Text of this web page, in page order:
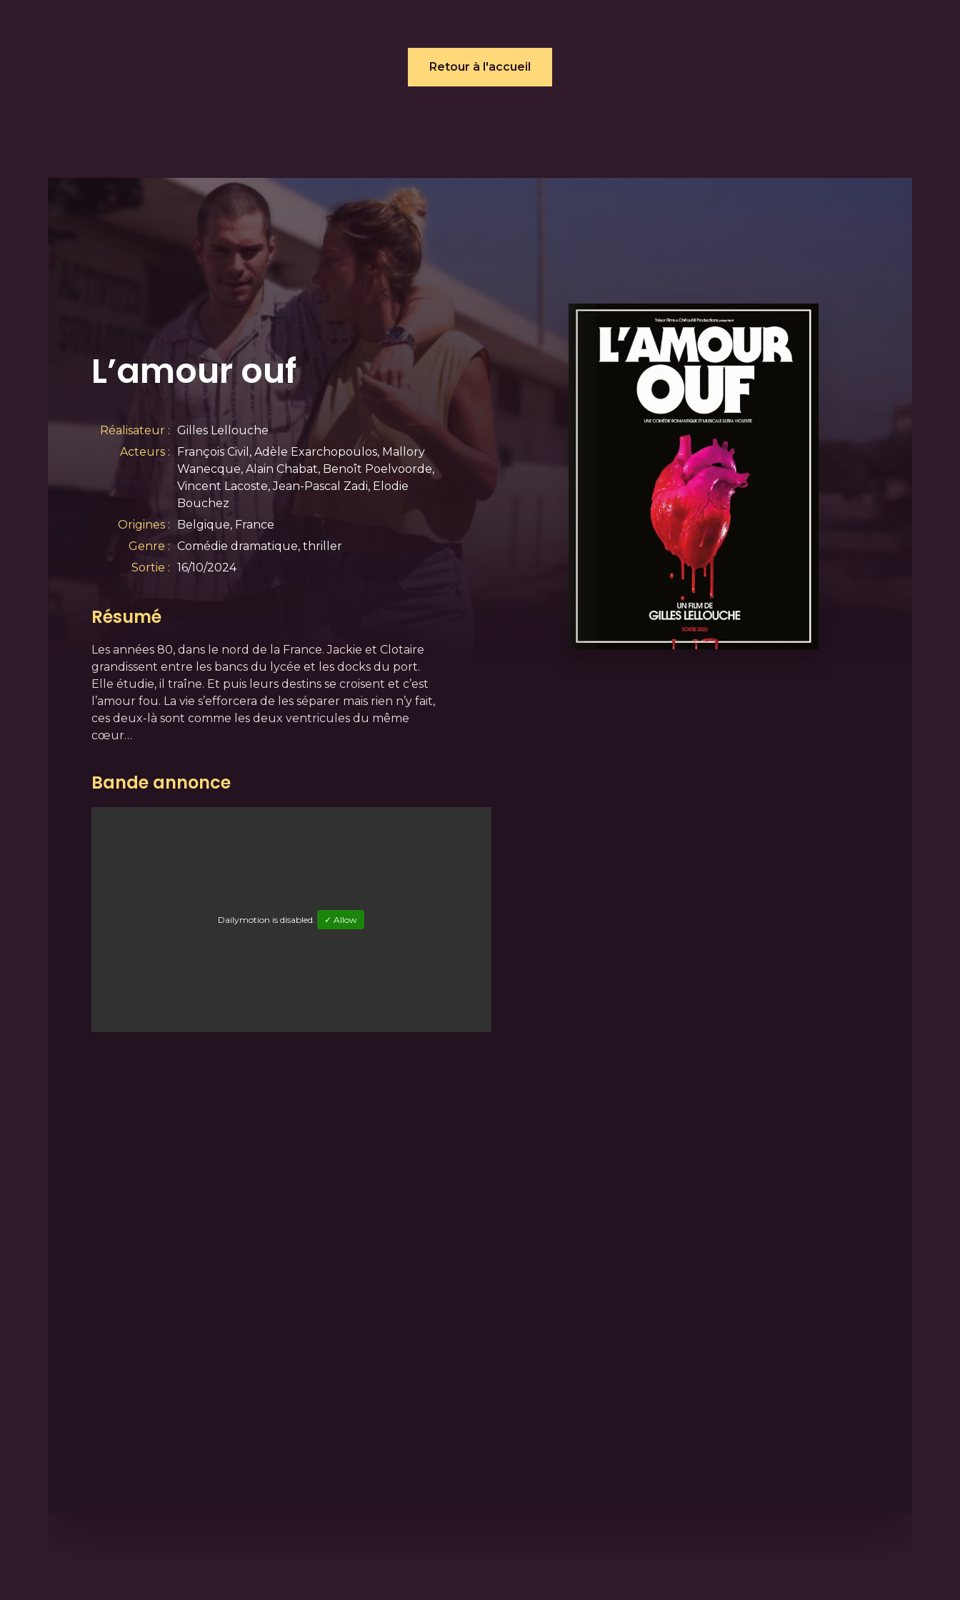
Retour à l'accueil
L’amour ouf
Réalisateur : Gilles Lellouche
Acteurs :
François Civil, Adèle Exarchopoulos, Mallory
Wanecque, Alain Chabat, Benoît Poelvoorde,
Vincent Lacoste, Jean-Pascal Zadi, Elodie
Bouchez
Origines :
Belgique, France
Genre : Comédie dramatique, thriller
Sortie : 16/10/2024
Résumé
Les années 80, dans le nord de la France. Jackie et Clotaire
grandissent entre les bancs du lycée et les docks du port.
Elle étudie, il traîne. Et puis leurs destins se croisent et c’est
l’amour fou. La vie s’efforcera de les séparer mais rien n’y fait,
ces deux-là sont comme les deux ventricules du même
cœur…
Bande annonce
Dailymotion is disabled. ✓ Allow